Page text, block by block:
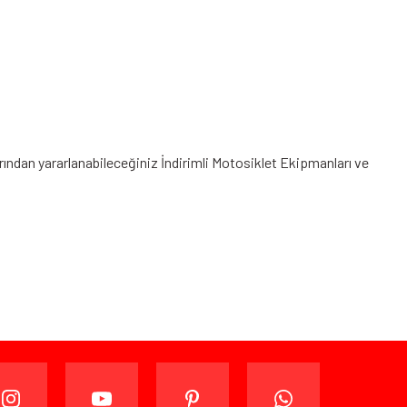
yararlanabileceğiniz İndirimli Motosiklet Ekipmanları ve
edebilir veya değiştirebilirsiniz.